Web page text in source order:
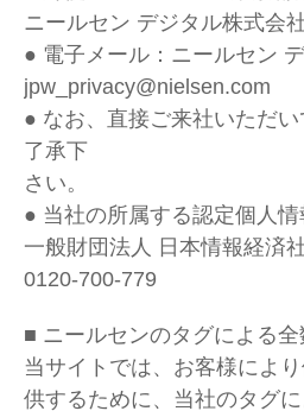
ニールセン デジタル株式会
● 電子メール：ニールセン
jpw_privacy@nielsen.com
● なお、直接ご来社いただ
了承下
さい。
● 当社の所属する認定個人
一般財団法人 日本情報経済
0120-700-779
■ ニールセンのタグによる
当サイトでは、お客様によ
供するために、当社のタグ